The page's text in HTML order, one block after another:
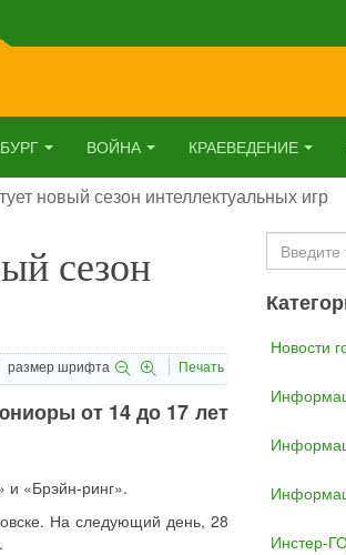
ВОЙНА КРАЕВЕДЕНИЕ
новый сезон интеллектуальных игр
сезон
размер шрифта Печать
от 14 до 17 лет
и «Брэйн-ринг».
На следующий день, 28
Искать...
Новости
Инстер-